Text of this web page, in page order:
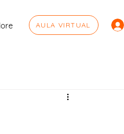
AULA VIRTUAL